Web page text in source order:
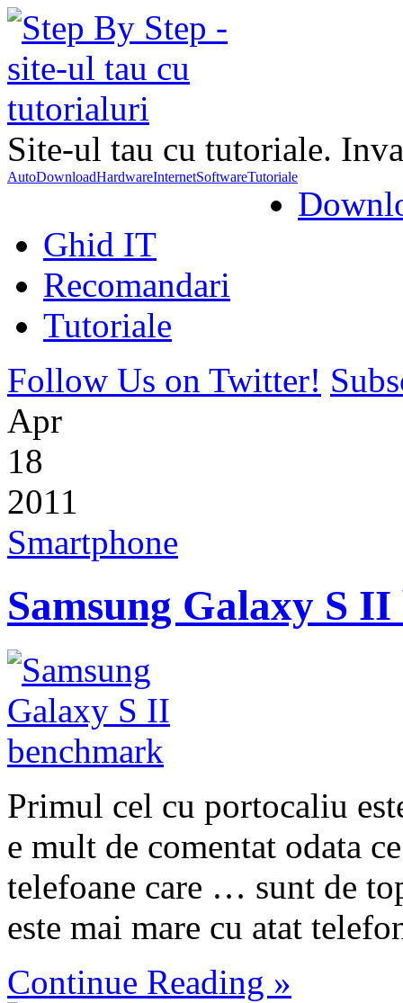
Site-ul tau cu tutoriale.
AutoDownloadHardwareInternetSoftwareTutoriale
Ghid IT
Recomandari
Tutoriale
Follow Us on Twitter!
Apr
18
2011
Smartphone
Samsung Galaxy S
Primul cel cu portocaliu
e mult de comentat odata
telefoane care … sunt de
este mai mare cu atat
Continue Reading »